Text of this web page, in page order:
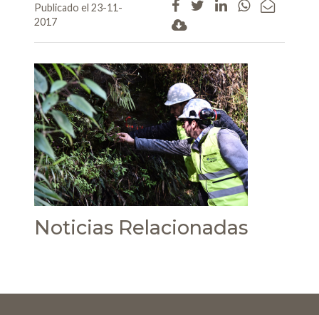
Publicado el 23-11-
2017
Noticias Relacionadas